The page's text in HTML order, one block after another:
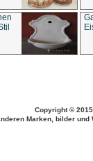
Copyright ©
Marken, bilder und